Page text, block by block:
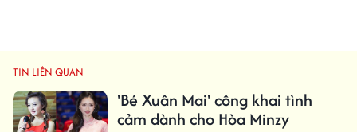
TIN LIÊN QUAN
'Bé Xuân Mai' công khai tình
cảm dành cho Hòa Minzy